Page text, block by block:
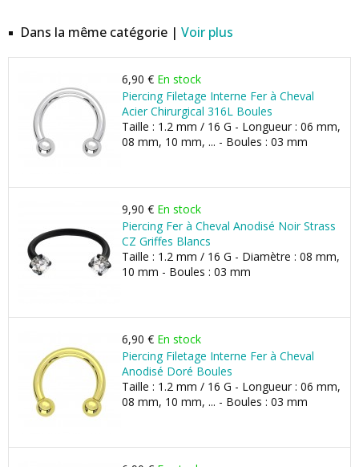
Dans la même catégorie | Voir plus
6,90 € En stock
Piercing Filetage Interne Fer à Cheval
Acier Chirurgical 316L Boules
Taille : 1.2 mm / 16 G - Longueur : 06 mm,
08 mm, 10 mm, ... - Boules : 03 mm
9,90 € En stock
Piercing Fer à Cheval Anodisé Noir Strass
CZ Griffes Blancs
Taille : 1.2 mm / 16 G - Diamètre : 08 mm,
10 mm - Boules : 03 mm
6,90 € En stock
Piercing Filetage Interne Fer à Cheval
Anodisé Doré Boules
Taille : 1.2 mm / 16 G - Longueur : 06 mm,
08 mm, 10 mm, ... - Boules : 03 mm